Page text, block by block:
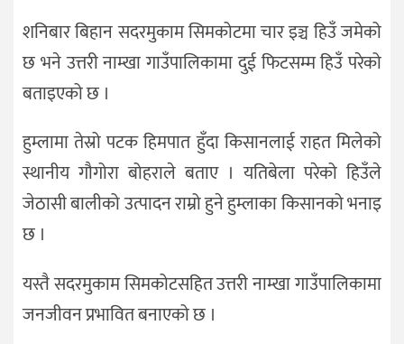
शनिबार बिहान सदरमुकाम सिमकोटमा चार इञ्च हिउँ जमेको
छ भने उत्तरी नाम्खा गाउँपालिकामा दुई फिटसम्म हिउँ परेको
बताइएको छ ।
हुम्लामा तेस्रो पटक हिमपात हुँदा किसानलाई राहत मिलेको
स्थानीय गौगोरा बोहराले बताए । यतिबेला परेको हिउँले
जेठासी बालीको उत्पादन राम्रो हुने हुम्लाका किसानको भनाइ
छ ।
यस्तै सदरमुकाम सिमकोटसहित उत्तरी नाम्खा गाउँपालिकामा
जनजीवन प्रभावित बनाएको छ ।